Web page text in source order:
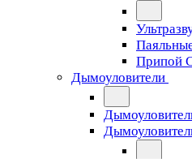
Припой
Дымоуловители